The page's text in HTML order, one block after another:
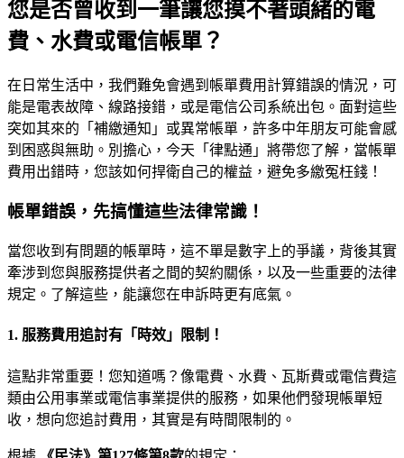
您是否曾收到一筆讓您摸不著頭緒的電
費、水費或電信帳單？
在日常生活中，我們難免會遇到帳單費用計算錯誤的情況，可
能是電表故障、線路接錯，或是電信公司系統出包。面對這些
突如其來的「補繳通知」或異常帳單，許多中年朋友可能會感
到困惑與無助。別擔心，今天「律點通」將帶您了解，當帳單
費用出錯時，您該如何捍衛自己的權益，避免多繳冤枉錢！
帳單錯誤，先搞懂這些法律常識！
當您收到有問題的帳單時，這不單是數字上的爭議，背後其實
牽涉到您與服務提供者之間的契約關係，以及一些重要的法律
規定。了解這些，能讓您在申訴時更有底氣。
1. 服務費用追討有「時效」限制！
這點非常重要！您知道嗎？像電費、水費、瓦斯費或電信費這
類由公用事業或電信事業提供的服務，如果他們發現帳單短
收，想向您追討費用，其實是有時間限制的。